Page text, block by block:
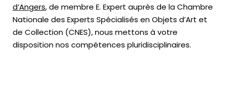
d’Angers, de membre E. Expert auprès de laChambre
Nationale des Experts Spécialisés en Objets d’Art et
de Collection (CNES),nous mettons à votre
disposition nos compétences pluridisciplinaires.